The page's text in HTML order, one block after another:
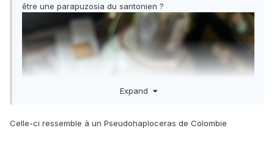
être une parapuzosia du santonien ?
Expand
Celle-ci ressemble à un Pseudohaploceras de Colombie